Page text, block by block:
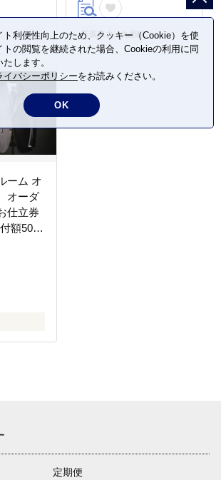
ーダー
い 高級スーツ オーダー
メイド 記念日
千葉県 九十九里町
ーム オ
オーダ
仕立券
額50万
ギフ
お祝
ーダー
定期便
ト利便性向上のため、クッキー（Cookie）を使
トの閲覧を継続された場合、Cookieの利用に同
します。
イバシーポリシーをお読みください。
OK